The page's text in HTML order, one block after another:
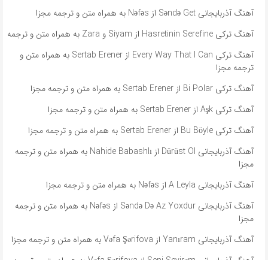
آهنگ آذربایجانی Səndə Get از Nəfəs به همراه متن و ترجمه مجزا
آهنگ ترکی Hasretinin Serefine از Siyam و Zara به همراه متن و ترجمه
آهنگ ترکی Every Way That I Can از Sertab Erener به همراه متن و
ترجمه مجزا
آهنگ ترکی Bi Polar از Sertab Erener به همراه متن و ترجمه مجزا
آهنگ ترکی Aşk از Sertab Erener به همراه متن و ترجمه مجزا
آهنگ ترکی Bu Böyle از Sertab Erener به همراه متن و ترجمه مجزا
آهنگ آذربایجانی Dürüst Ol از Nahide Babashlı به همراه متن و ترجمه
مجزا
آهنگ آذربایجانی A Leyla از Nəfəs به همراه متن و ترجمه مجزا
آهنگ آذربایجانی Səndə Də Az Yoxdur از Nəfəs به همراه متن و ترجمه
مجزا
آهنگ آذربایجانی Yanıram از Vəfa Şərifova به همراه متن و ترجمه مجزا